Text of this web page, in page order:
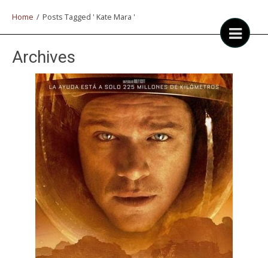
Home / Posts Tagged ' Kate Mara '
Archives